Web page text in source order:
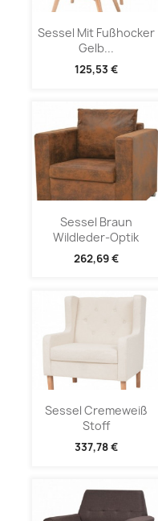
Sessel Mit Fußhocker
Gelb...
125,53 €
Sessel Braun
Wildleder-Optik
262,69 €
Sessel Cremeweiß
Stoff
337,78 €